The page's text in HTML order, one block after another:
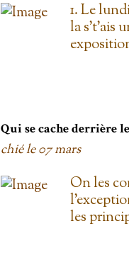
1. Le
la s't'ais
toi, on
pas de
as
qu'au
de
carré! 3.
Qui se cache derrière
chié le07 mars
On les
les